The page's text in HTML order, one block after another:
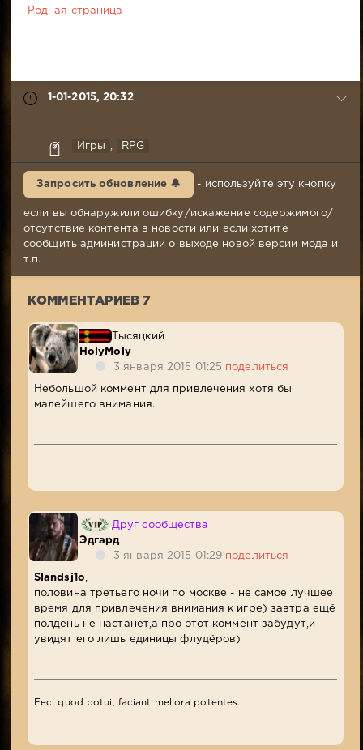
Родная страница
1-01-2015, 20:32
HolyMoly
1-
20:32
Комментариев:
7
Игры , RPG
Запросить обновление 🔔 - используйте эту кнопку
если вы обнаружили ошибку/искажение содержимого/
отсутствие контента в новости или если хотите
сообщить администрации о выходе новой версии мода и
т.п.
КОММЕНТАРИЕВ 7
Тысяцкий
HolyMoly
3 января 2015 01:25 поделиться
Небольшой коммент для привлечения хотя бы
малейшего внимания.
Друг сообщества
Эдгард
3 января 2015 01:29 поделиться
Slandsj1o
половина третьего ночи по москве - не самое лучшее
время для привлечения внимания к игре) завтра ещё
полдень не настанет,а про этот коммент забудут,и
увидят его лишь единицы флудёров)
Feci quod potui, faciant meliora potentes.